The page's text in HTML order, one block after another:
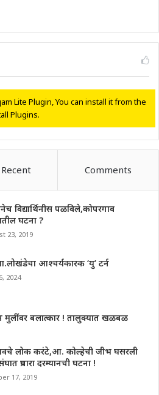
Lite Plugin, You can install it from the
Plugins.
Recent Comments
विद्यार्थिनीस पळविले,कोपरगाव
घटना ?
23, 2019
आश्चर्यकारक ‘यु’ टर्न
2024
मुलींवर बलात्कार ! तालुक्यात खळबळ
लोक करंटे,आ. कोल्हेची जीभ घसरली
प्रचारा दरम्यानची घटना !
17, 2019